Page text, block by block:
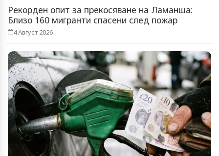
Рекорден опит за прекосяване на Ламанша:
Близо 160 мигранти спасени след пожар
4 Август 2026